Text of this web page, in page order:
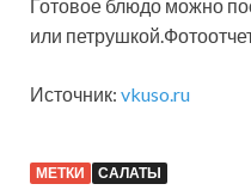
Готовое блюдо можно
или
Источник: vkuso.ru
МЕТКИ САЛАТЫ